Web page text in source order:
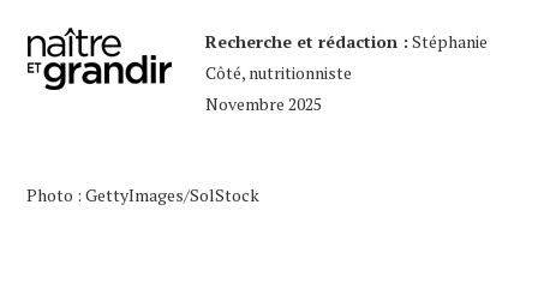
Recherche et rédaction : Stéphanie
Côté, nutritionniste
Novembre 2025
Photo : GettyImages/SolStock